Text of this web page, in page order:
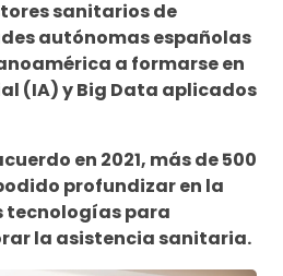
sanitarios de
autónomas españolas
a formarse en
(IA) y Big Data aplicados
en 2021, más de 500
profundizar en la
tecnologías para
la asistencia sanitaria.